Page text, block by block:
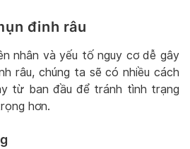
đinh râu
nhân và yếu tố nguy cơ dễ gây
râu, chúng ta sẽ có nhiều cách
từ ban đầu để tránh tình trạng
hơn.